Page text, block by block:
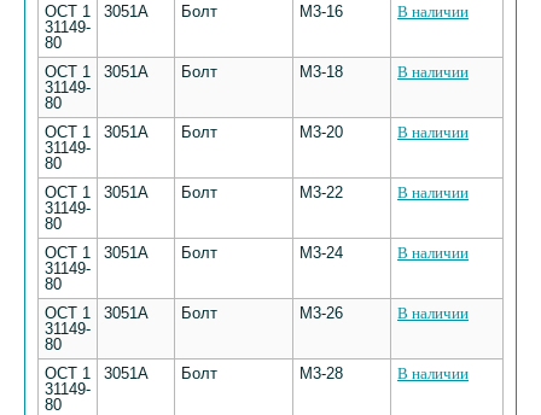
ОСТ 1
31149-
80
3051А Болт М3-16 В наличии
ОСТ 1
31149-
80
3051А Болт М3-18 В наличии
ОСТ 1
31149-
80
3051А Болт М3-20 В наличии
ОСТ 1
31149-
80
3051А Болт М3-22 В наличии
ОСТ 1
31149-
80
3051А Болт М3-24 В наличии
ОСТ 1
31149-
80
3051А Болт М3-26 В наличии
ОСТ 1
31149-
80
3051А Болт М3-28 В наличии